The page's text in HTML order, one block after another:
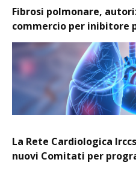
Fibrosi polmonare,
commercio per inibitore
La Rete Cardiologica
nuovi Comitati per